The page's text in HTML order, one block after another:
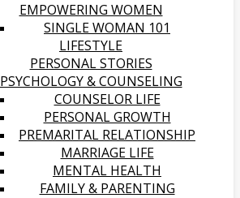
EMPOWERING WOMEN
SINGLE WOMAN 101
LIFESTYLE
PERSONAL STORIES
PSYCHOLOGY & COUNSELING
COUNSELOR LIFE
PERSONAL GROWTH
PREMARITAL RELATIONSHIP
MARRIAGE LIFE
MENTAL HEALTH
FAMILY & PARENTING